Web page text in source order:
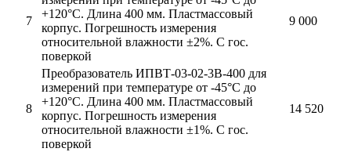
7
+120°С. Длина 400 мм. Пластмассовый
корпус. Погрешность измерения
относительной влажности ±2%. С гос.
поверкой
9 000
8
Преобразователь ИПВТ-03-02-3В-400 для
измерений при температуре от -45°С до
+120°С. Длина 400 мм. Пластмассовый
корпус. Погрешность измерения
относительной влажности ±1%. С гос.
поверкой
14 520